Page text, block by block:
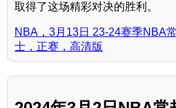
取得了这场精彩对决的胜利。
NBA，3月13日 23-24赛季NBA
士，正赛，高清版